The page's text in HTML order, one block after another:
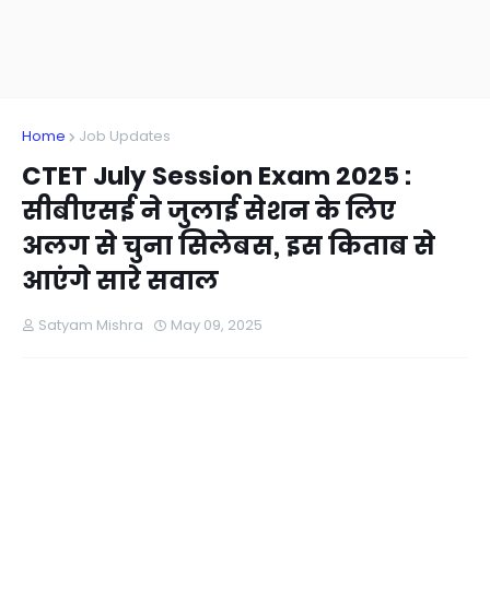
Home Job Updates
CTET July Session Exam 2025 :
सीबीएसई ने जुलाई सेशन के लिए
अलग से चुना सिलेबस, इस किताब से
आएंगे सारे सवाल
Satyam Mishra May 09, 2025